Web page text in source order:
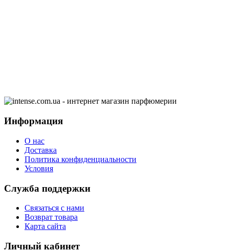
Информация
О нас
Доставка
Политика конфиденциальности
Условия
Служба поддержки
Связаться с нами
Возврат товара
Карта сайта
Личный кабинет